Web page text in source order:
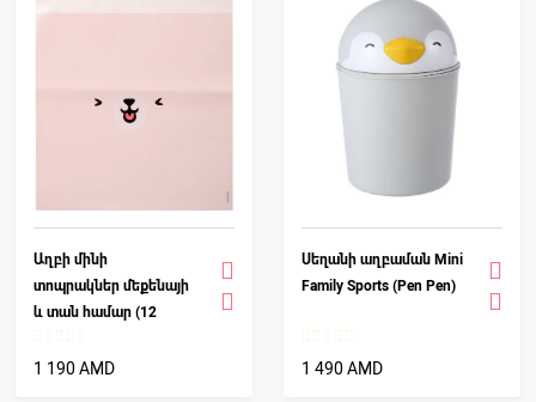
Աղբի մինի
տոպրակներ մեքենայի
և տան համար (12
հատ)
1 190 AMD
Սեղանի աղբաման Mini
Family Sports (Pen Pen)
1 490 AMD